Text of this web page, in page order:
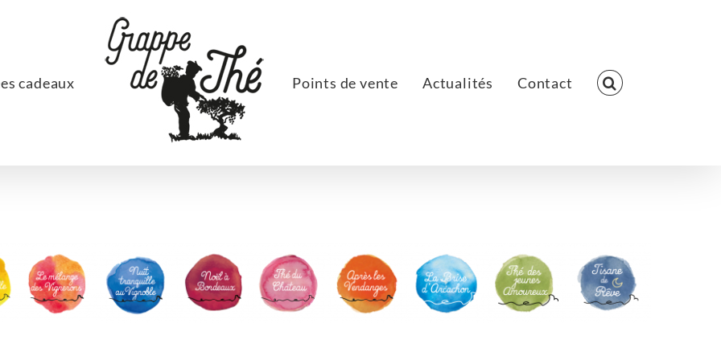
cadeaux Points de vente Actualités Contact